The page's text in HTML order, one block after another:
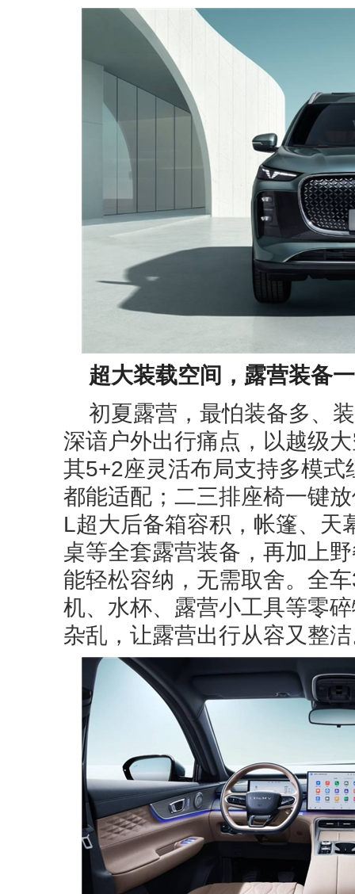
超大装载空间，露营装备
初夏露营，最怕装备多、
深谙户外出行痛点，以越级
其5+2座灵活布局支持多模
都能适配；二三排座椅一键
L超大后备箱容积，帐篷、天
桌等全套露营装备，再加上
能轻松容纳，无需取舍。全
机、水杯、露营小工具等零
杂乱，让露营出行从容又整